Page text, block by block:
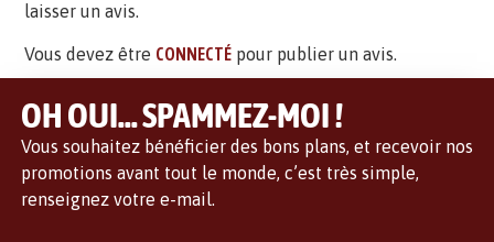
laisser un avis.
Vous devez être CONNECTÉ pour publier un avis.
OH OUI... SPAMMEZ-MOI !
Vous souhaitez bénéficier des bons plans, et recevoir nos
promotions avant tout le monde, c’est très simple,
renseignez votre e-mail.